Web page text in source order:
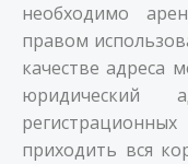
необходимо
правом
качестве адреса
приходить вся